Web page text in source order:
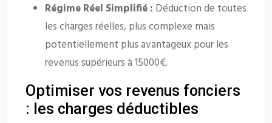
Régime Réel Simplifié : Déduction de toutes
les charges réelles, plus complexe mais
potentiellement plus avantageux pour les
revenus supérieurs à 15000€.
Optimiser vos revenus fonciers
: les charges déductibles